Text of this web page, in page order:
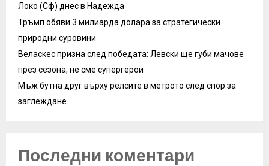
Локо (Сф) днес в Надежда
Тръмп обяви 3 милиарда долара за стратегически
природни суровини
Веласкес призна след победата: Левски ще губи мачове
през сезона, не сме супергерои
Мъж бутна друг върху релсите в метрото след спор за
заглеждане
Последни коментари